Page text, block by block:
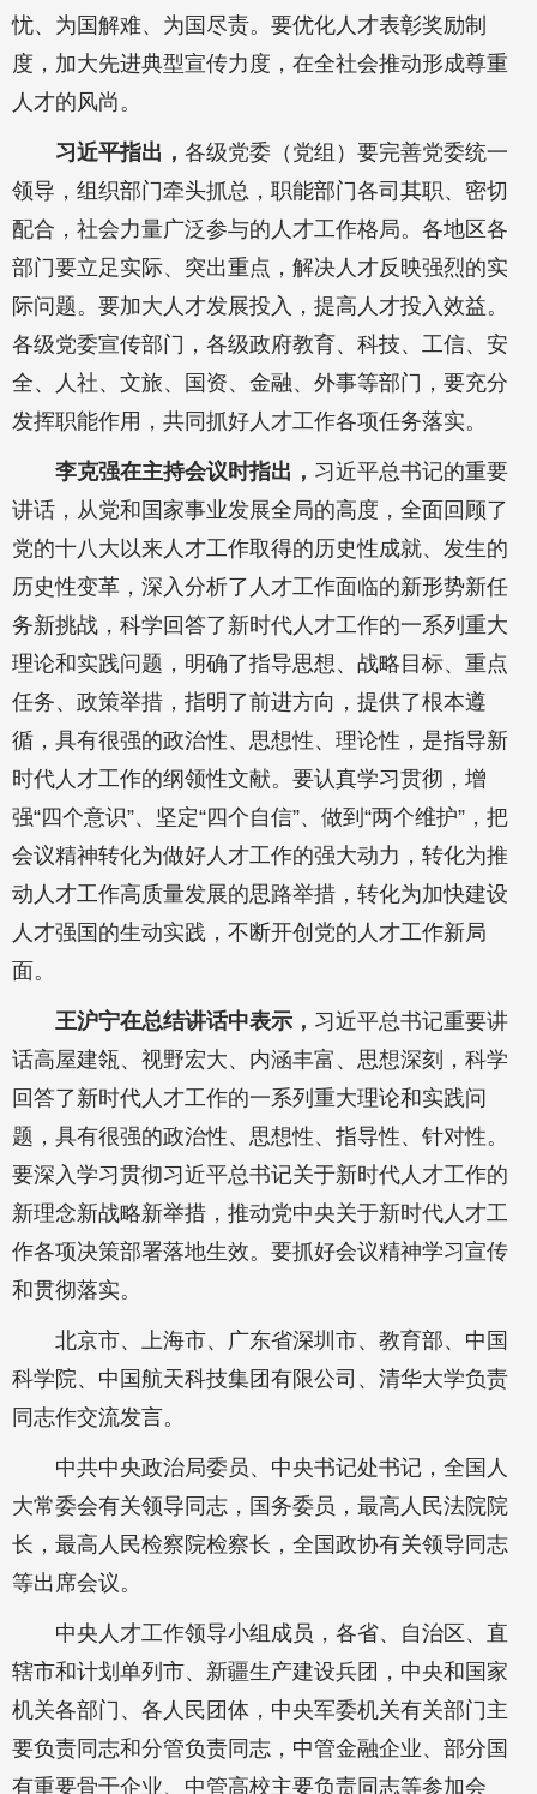
忧、为国解难、为国尽责。要优化人才表彰奖励制
度，加大先进典型宣传力度，在全社会推动形成尊重
人才的风尚。
习近平指出， 各级党委（党组）要完善党委统一
领导，组织部门牵头抓总，职能部门各司其职、密切
配合，社会力量广泛参与的人才工作格局。各地区各
部门要立足实际、突出重点，解决人才反映强烈的实
际问题。要加大人才发展投入，提高人才投入效益。
各级党委宣传部门，各级政府教育、科技、工信、安
全、人社、文旅、国资、金融、外事等部门，要充分
发挥职能作用，共同抓好人才工作各项任务落实。
李克强在主持会议时指出， 习近平总书记的重要
讲话，从党和国家事业发展全局的高度，全面回顾了
党的十八大以来人才工作取得的历史性成就、发生的
历史性变革，深入分析了人才工作面临的新形势新任
务新挑战，科学回答了新时代人才工作的一系列重大
理论和实践问题，明确了指导思想、战略目标、重点
任务、政策举措，指明了前进方向，提供了根本遵
循，具有很强的政治性、思想性、理论性，是指导新
时代人才工作的纲领性文献。要认真学习贯彻，增
强“四个意识”、坚定“四个自信”、做到“两个维护”，把
会议精神转化为做好人才工作的强大动力，转化为推
动人才工作高质量发展的思路举措，转化为加快建设
人才强国的生动实践，不断开创党的人才工作新局
面。
王沪宁在总结讲话中表示， 习近平总书记重要讲
话高屋建瓴、视野宏大、内涵丰富、思想深刻，科学
回答了新时代人才工作的一系列重大理论和实践问
题，具有很强的政治性、思想性、指导性、针对性。
要深入学习贯彻习近平总书记关于新时代人才工作的
新理念新战略新举措，推动党中央关于新时代人才工
作各项决策部署落地生效。要抓好会议精神学习宣传
和贯彻落实。
北京市、上海市、广东省深圳市、教育部、中国
科学院、中国航天科技集团有限公司、清华大学负责
同志作交流发言。
中共中央政治局委员、中央书记处书记，全国人
大常委会有关领导同志，国务委员，最高人民法院院
长，最高人民检察院检察长，全国政协有关领导同志
等出席会议。
中央人才工作领导小组成员，各省、自治区、直
辖市和计划单列市、新疆生产建设兵团，中央和国家
机关各部门、各人民团体，中央军委机关有关部门主
要负责同志和分管负责同志，中管金融企业、部分国
有重要骨干企业、中管高校主要负责同志等参加会